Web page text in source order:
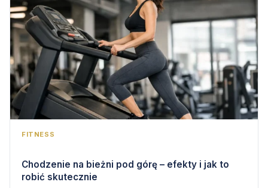
FITNESS
Chodzenie na bieżni pod górę – efekty i jak to
robić skutecznie